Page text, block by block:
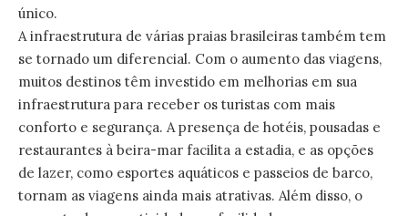
único.
A infraestrutura de várias praias brasileiras também tem
se tornado um diferencial. Com o aumento das viagens,
muitos destinos têm investido em melhorias em sua
infraestrutura para receber os turistas com mais
conforto e segurança. A presença de hotéis, pousadas e
restaurantes à beira-mar facilita a estadia, e as opções
de lazer, como esportes aquáticos e passeios de barco,
tornam as viagens ainda mais atrativas. Além disso, o